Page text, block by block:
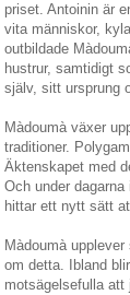
priset. Antoinin är
vita människor,
outbildade
hustrur, samtidigt
själv, sitt ursprung
Màdoumà växer
traditioner.
Äktenskapet med
Och under
hittar ett nytt sätt
Màdoumà
om detta. Ibland
motsägelsefulla att